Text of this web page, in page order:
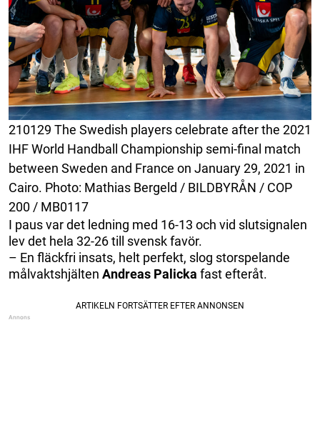
210129 The Swedish players celebrate after the 2021
IHF World Handball Championship semi-final match
between Sweden and France on January 29, 2021 in
Cairo. Photo: Mathias Bergeld / BILDBYRÅN / COP
200 / MB0117
I paus var det ledning med 16-13 och vid slutsignalen
lev det hela 32-26 till svensk favör.
– En fläckfri insats, helt perfekt, slog storspelande
målvaktshjälten Andreas Palicka fast efteråt.